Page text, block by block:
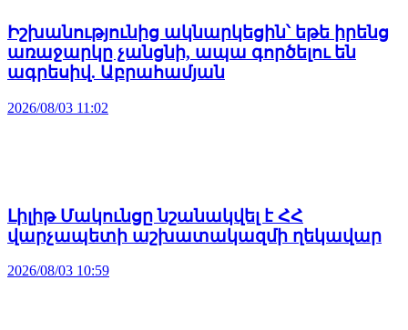
Իշխանությունից ակնարկեցին՝ եթե իրենց
առաջարկը չանցնի, ապա գործելու են
ագրեսիվ. Աբրահամյան
2026/08/03 11:02
Լիլիթ Մակունցը նշանակվել է ՀՀ
վարչապետի աշխատակազմի ղեկավար
2026/08/03 10:59